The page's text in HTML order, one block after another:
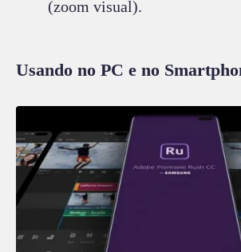
(zoom visual).
Usando no PC e no